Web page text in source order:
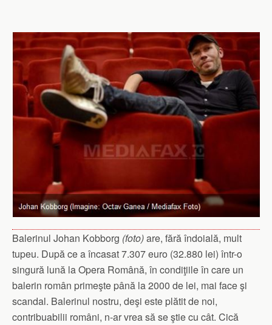
Balerinul Johan Kobborg (foto)are, fără îndoială, mult
tupeu. După ce a încasat 7.307 euro (32.880 lei) într-o
singură lună la Opera Română, în condiţiile în care un
balerin român primeşte până la 2000 de lei, mai face şi
scandal. Balerinul nostru, deşi este plătit de noi,
contribuabilii români, n-ar vrea să se ştie cu cât. Cică